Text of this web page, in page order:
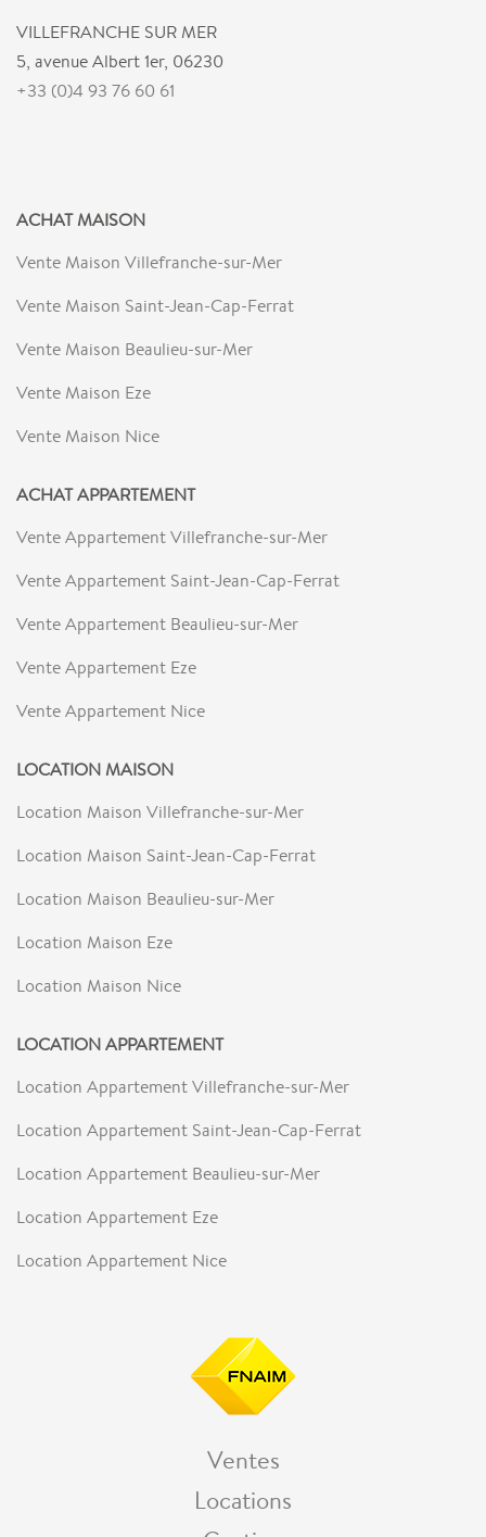
VILLEFRANCHE SUR MER
5, avenue Albert 1er, 06230
+33 (0)4 93 76 60 61
ACHAT MAISON
Vente Maison Villefranche-sur-Mer
Vente Maison Saint-Jean-Cap-Ferrat
Vente Maison Beaulieu-sur-Mer
Vente Maison Eze
Vente Maison Nice
ACHAT APPARTEMENT
Vente Appartement Villefranche-sur-Mer
Vente Appartement Saint-Jean-Cap-Ferrat
Vente Appartement Beaulieu-sur-Mer
Vente Appartement Eze
Vente Appartement Nice
LOCATION MAISON
Location Maison Villefranche-sur-Mer
Location Maison Saint-Jean-Cap-Ferrat
Location Maison Beaulieu-sur-Mer
Location Maison Eze
Location Maison Nice
LOCATION APPARTEMENT
Location Appartement Villefranche-sur-Mer
Location Appartement Saint-Jean-Cap-Ferrat
Location Appartement Beaulieu-sur-Mer
Location Appartement Eze
Location Appartement Nice
Ventes
Locations